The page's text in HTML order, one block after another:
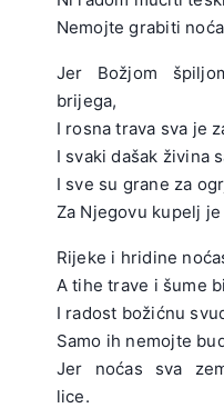
Nemojte grabiti
Jer Božjom
brijega,
I rosna trava sva je
I svaki dašak živina
I sve su grane za
Za Njegovu kupelj
Rijeke i hridine
A tihe trave i šume
I radost božićnu
Samo ih nemojte
Jer noćas sva
lice.